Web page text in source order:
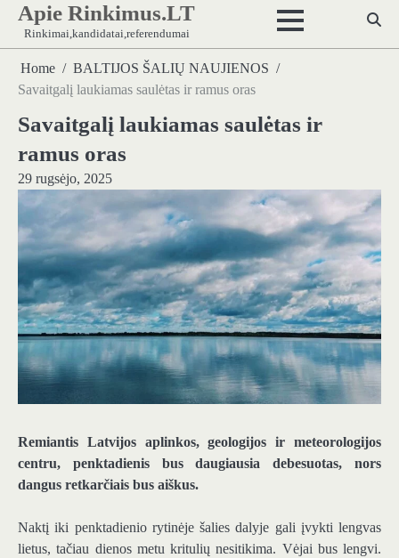
Skip
content
Apie Rinkimus.LT
Rinkimai,kandidatai,referendumai
Home
BALTIJOS ŠALIŲ NAUJIENOS
Savaitgalį laukiamas saulėtas ir ramus oras
Savaitgalį laukiamas saulėtas ir
ramus oras
29 rugsėjo, 2025
Remiantis Latvijos aplinkos, geologijos ir meteorologijos
centru, penktadienis bus daugiausia debesuotas, nors
dangus retkarčiais bus aiškus.
Naktį iki penktadienio rytinėje šalies dalyje gali įvykti lengvas
lietus, tačiau dienos metu kritulių nesitikima. Vėjai bus lengvi.